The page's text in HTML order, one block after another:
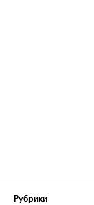
Рубрики